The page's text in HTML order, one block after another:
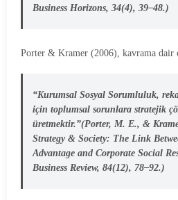
Business Horizons, 34(4), 39–48.)
Porter & Kramer (2006), kavrama dair
“Kurumsal Sosyal Sorumluluk,
için toplumsal sorunlara stratejik
üretmektir.”(Porter, M. E., &
Strategy & Society: The Link
Advantage and Corporate Social
Business Review, 84(12), 78–92.)